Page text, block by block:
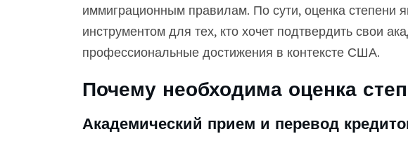
иммиграционным правилам. По сути, оценка степени
инструментом для тех, кто хочет подтвердить свои
профессиональные достижения в контексте США.
Почему необходима оценка
Академический прием и перевод